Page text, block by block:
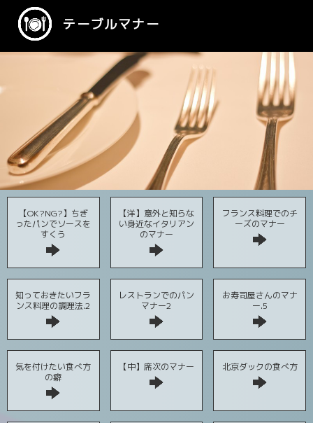
テーブルマナー
【OK?NG?】ちぎ
ったパンでソースを
すくう
【洋】意外と知らな
い身近なイタリアン
のマナー
フランス料理でのチ
ーズのマナー
知っておきたいフラ
ンス料理の調理法.2
レストランでのパン
マナー2
お寿司屋さんのマナ
ー.5
気を付けたい食べ方
の癖
【中】席次のマナー 北京ダックの食べ方